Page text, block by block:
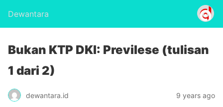
Dewantara
Bukan KTP DKI: Previlese (tulisan
1 dari 2)
dewantara.id 9 years ago